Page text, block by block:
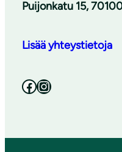
Puijonkatu 15,
Lisää yhteystietoja
Facebook Instagram